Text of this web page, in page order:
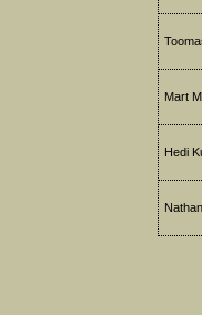
Mart
Hedi